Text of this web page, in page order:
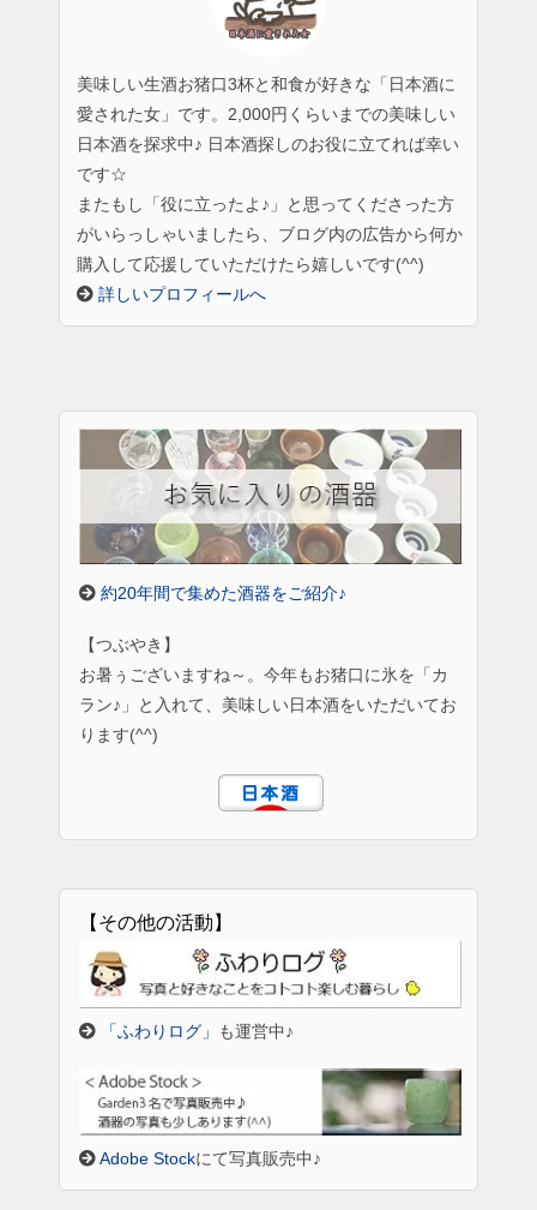
美味しい生酒お猪口3杯と和食が好きな「日本酒に
愛された女」です。2,000円くらいまでの美味しい
日本酒を探求中♪ 日本酒探しのお役に立てれば幸い
です☆
またもし「役に立ったよ♪」と思ってくださった方
がいらっしゃいましたら、ブログ内の広告から何か
購入して応援していただけたら嬉しいです(^^)
詳しいプロフィールへ
約20年間で集めた酒器をご紹介♪
【つぶやき】
お暑ぅございますね～。今年もお猪口に氷を「カ
ラン♪」と入れて、美味しい日本酒をいただいてお
ります(^^)
【その他の活動】
「ふわりログ」 も運営中♪
Adobe Stockにて写真販売中♪